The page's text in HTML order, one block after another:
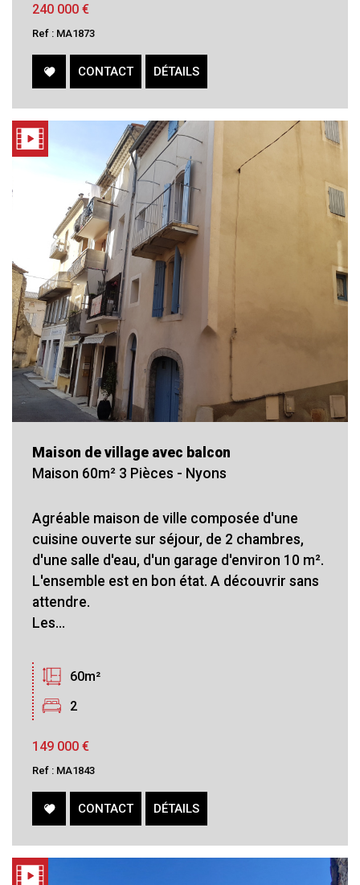
240 000 €
Ref : MA1873
CONTACT DÉTAILS
Maison de village avec balcon
Maison 60m² 3 Pièces - Nyons
Agréable maison de ville composée d'une
cuisine ouverte sur séjour, de 2 chambres,
d'une salle d'eau, d'un garage d'environ 10 m².
L'ensemble est en bon état. A découvrir sans
attendre.
Les...
60m²
2
149 000 €
Ref : MA1843
CONTACT DÉTAILS